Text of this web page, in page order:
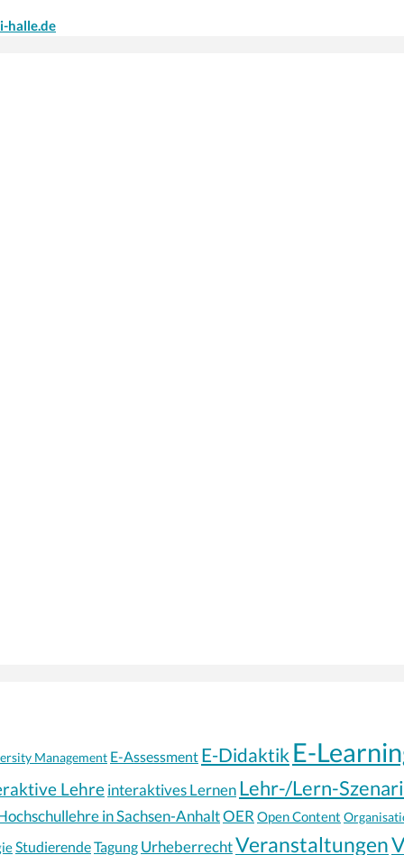
halle.de
Management E-Assessment E-Didaktik E-
Lehreinteraktives LernenLehr-/Lern-
in Sachsen-AnhaltOER Open Content
StudierendeTagung UrheberrechtVeranstaltungen